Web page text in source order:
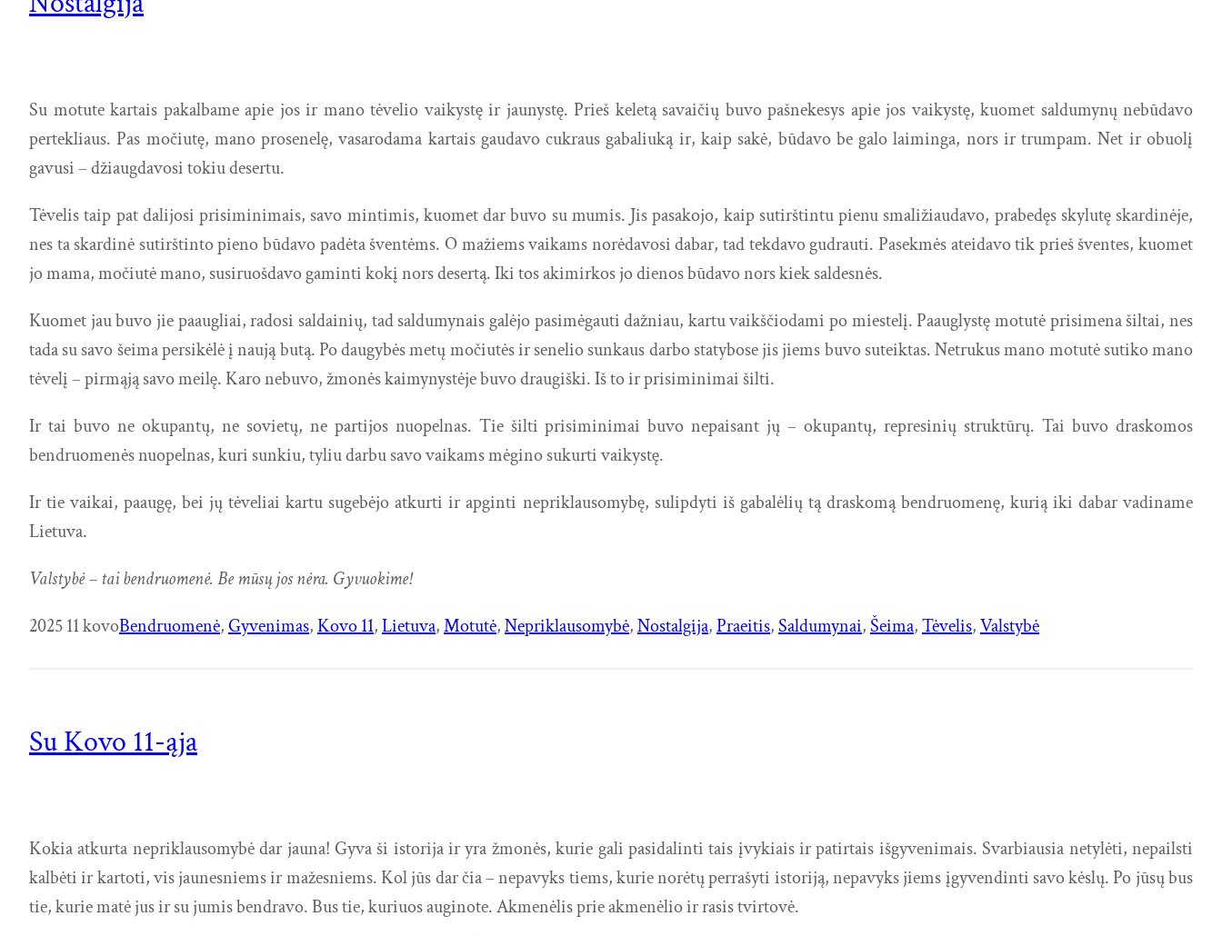
Su motute kartais pakalbame apie jos ir mano tėvelio vaikystę ir jaunystę. Prieš keletą savaičių buvo pašnekesys apie jos vaikystę, kuomet saldumynų nebūdavo
pertekliaus. Pas močiutę, mano prosenelę, vasarodama kartais gaudavo cukraus gabaliuką ir, kaip sakė, būdavo be galo laiminga, nors ir trumpam. Net ir obuolį
gavusi – džiaugdavosi tokiu desertu.
Tėvelis taip pat dalijosi prisiminimais, savo mintimis, kuomet dar buvo su mumis. Jis pasakojo, kaip sutirštintu pienu smaližiaudavo, prabedęs skylutę skardinėje,
nes ta skardinė sutirštinto pieno būdavo padėta šventėms. O mažiems vaikams norėdavosi dabar, tad tekdavo gudrauti. Pasekmės ateidavo tik prieš šventes, kuomet
jo mama, močiutė mano, susiruošdavo gaminti kokį nors desertą. Iki tos akimirkos jo dienos būdavo nors kiek saldesnės.
Kuomet jau buvo jie paaugliai, radosi saldainių, tad saldumynais galėjo pasimėgauti dažniau, kartu vaikščiodami po miestelį. Paauglystę motutė prisimena šiltai, nes
tada su savo šeima persikėlė į naują butą. Po daugybės metų močiutės ir senelio sunkaus darbo statybose jis jiems buvo suteiktas. Netrukus mano motutė sutiko mano
tėvelį – pirmąją savo meilę. Karo nebuvo, žmonės kaimynystėje buvo draugiški. Iš to ir prisiminimai šilti.
Ir tai buvo ne okupantų, ne sovietų, ne partijos nuopelnas. Tie šilti prisiminimai buvo nepaisant jų – okupantų, represinių struktūrų. Tai buvo draskomos
bendruomenės nuopelnas, kuri sunkiu, tyliu darbu savo vaikams mėgino sukurti vaikystę.
Ir tie vaikai, paaugę, bei jų tėveliai kartu sugebėjo atkurti ir apginti nepriklausomybę, sulipdyti iš gabalėlių tą draskomą bendruomenę, kurią iki dabar vadiname
Lietuva.
Valstybė – tai bendruomenė. Be mūsų jos nėra. Gyvuokime!
2025 11 kovoBendruomenė, Gyvenimas, Kovo 11, Lietuva, Motutė, Nepriklausomybė, Nostalgija, Praeitis, Saldumynai, Šeima, Tėvelis, Valstybė
Su Kovo 11-ąja
Kokia atkurta nepriklausomybė dar jauna! Gyva ši istorija ir yra žmonės, kurie gali pasidalinti tais įvykiais ir patirtais išgyvenimais. Svarbiausia netylėti, nepailsti
kalbėti ir kartoti, vis jaunesniems ir mažesniems. Kol jūs dar čia – nepavyks tiems, kurie norėtų perrašyti istoriją, nepavyks jiems įgyvendinti savo kėslų. Po jūsų bus
tie, kurie matė jus ir su jumis bendravo. Bus tie, kuriuos auginote. Akmenėlis prie akmenėlio ir rasis tvirtovė.